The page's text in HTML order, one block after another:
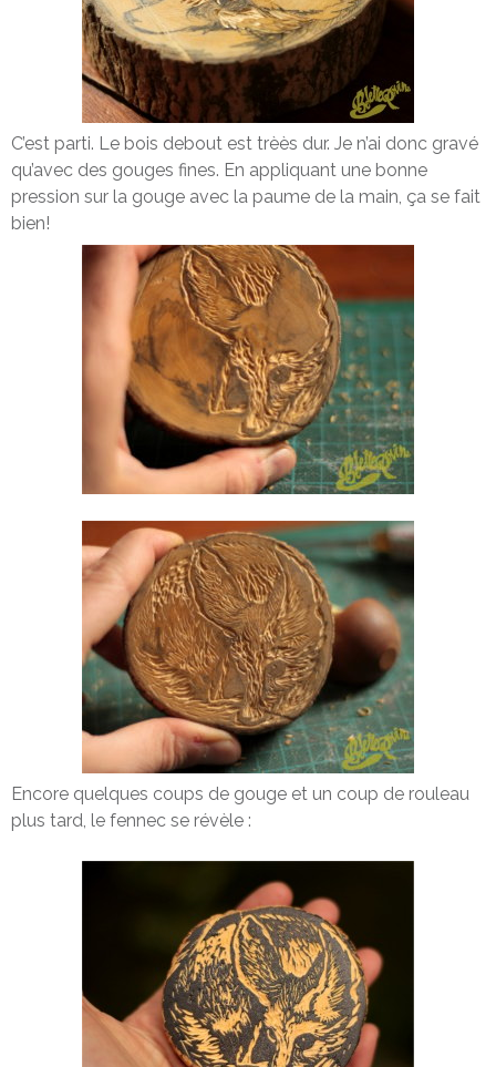
C’est parti. Le bois debout est trèès dur. Je n’ai donc gravé
qu’avec des gouges fines. En appliquant une bonne
pression sur la gouge avec la paume de la main, ça se fait
bien!
Encore quelques coups de gouge et un coup de rouleau
plus tard, le fennec se révèle :